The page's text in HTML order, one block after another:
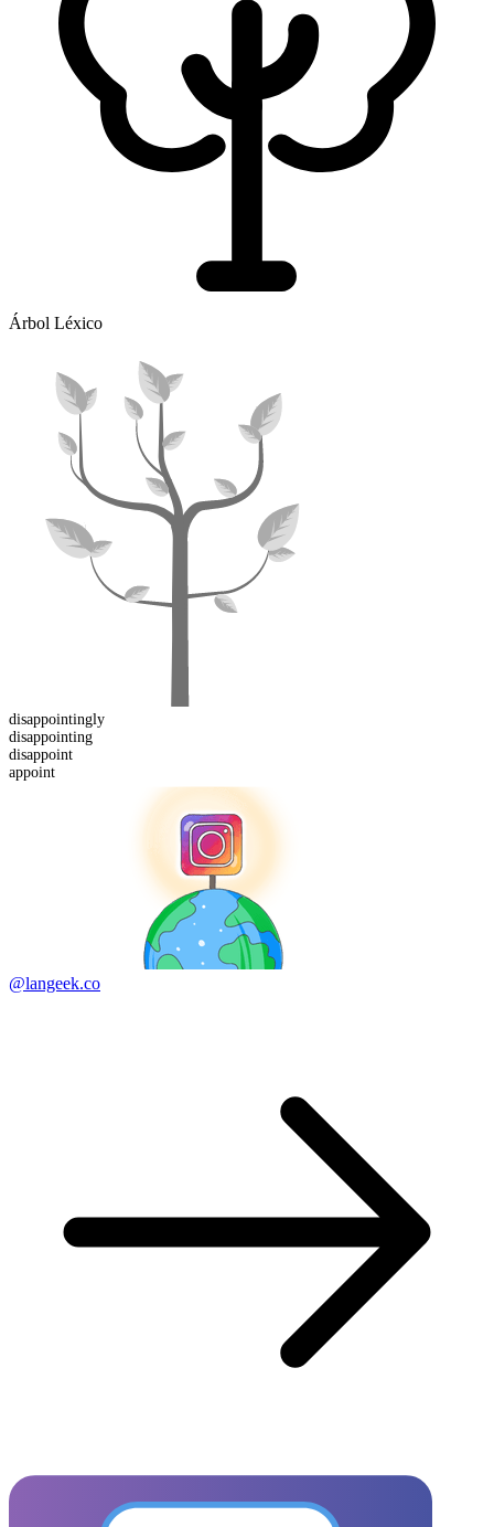
Árbol Léxico
disappointingly
disappointing
disappoint
appoint
@langeek.co